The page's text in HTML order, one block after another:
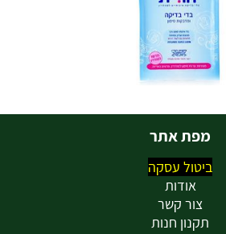
מפת אתר
ביטול עסקה
אודות
צור קשר
תקנון חנות